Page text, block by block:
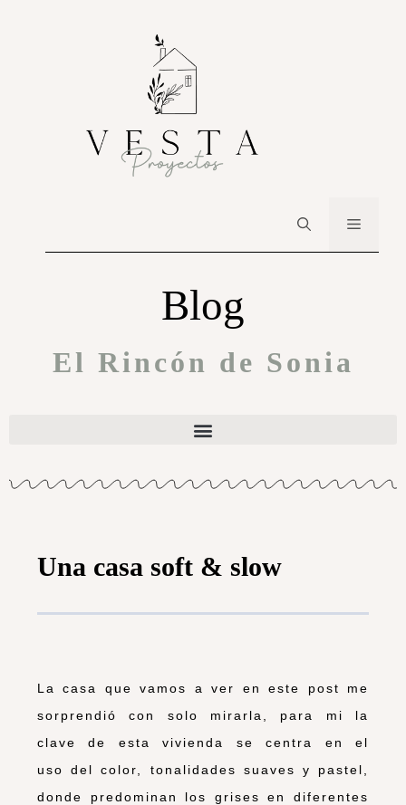
Blog
El Rincón de Sonia
Una casa soft & slow
La casa que vamos a ver en este post me
sorprendió con solo mirarla, para mi la
clave de esta vivienda se centra en el
uso del color, tonalidades suaves y pastel,
donde predominan los grises en diferentes